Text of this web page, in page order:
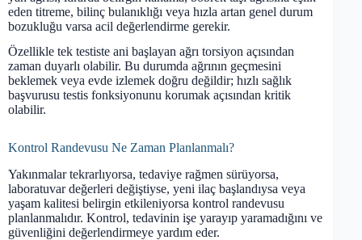
eden titreme, bilinç bulanıklığı veya hızla artan genel durum
bozukluğu varsa acil değerlendirme gerekir.
Özellikle tek testiste ani başlayan ağrı torsiyon açısından
zaman duyarlı olabilir. Bu durumda ağrının geçmesini
beklemek veya evde izlemek doğru değildir; hızlı sağlık
başvurusu testis fonksiyonunu korumak açısından kritik
olabilir.
Kontrol Randevusu Ne Zaman Planlanmalı?
Yakınmalar tekrarlıyorsa, tedaviye rağmen sürüyorsa,
laboratuvar değerleri değiştiyse, yeni ilaç başlandıysa veya
yaşam kalitesi belirgin etkileniyorsa kontrol randevusu
planlanmalıdır. Kontrol, tedavinin işe yarayıp yaramadığını ve
güvenliğini değerlendirmeye yardım eder.